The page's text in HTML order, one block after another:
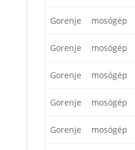
Gorenje mosógép
Gorenje mosógép
Gorenje mosógép
Gorenje mosógép
Gorenje mosógép